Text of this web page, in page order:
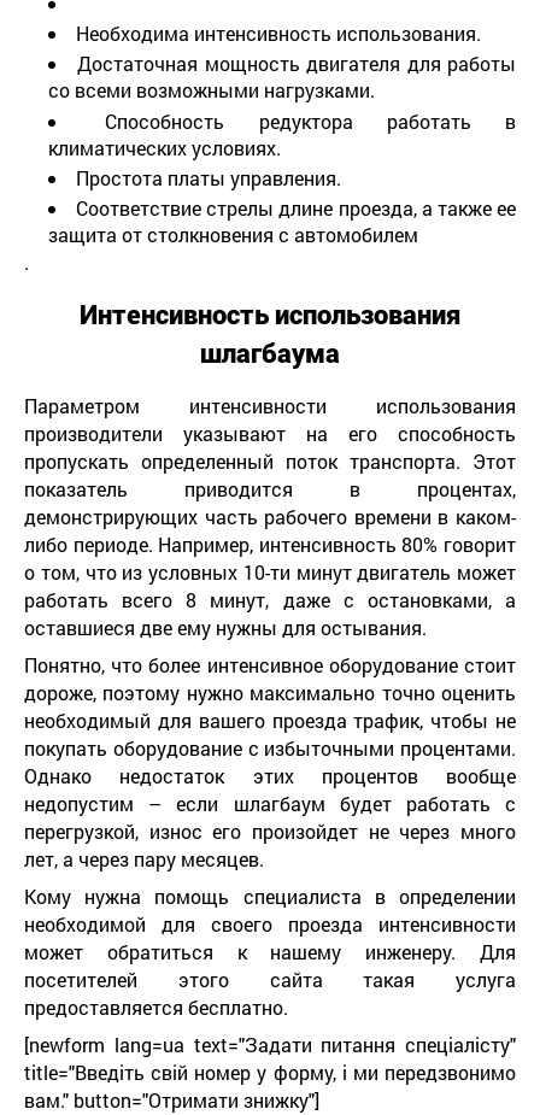
Необходима интенсивность использования.
Достаточная мощность двигателя для работы
со всеми возможными нагрузками.
Способность редуктора работать в
климатических условиях.
Простота платы управления.
Соответствие стрелы длине проезда, а также ее
защита от столкновения с автомобилем
.
Интенсивность использования
шлагбаума
Параметром интенсивности использования
производители указывают на его способность
пропускать определенный поток транспорта. Этот
показатель приводится в процентах,
демонстрирующих часть рабочего времени в каком-
либо периоде. Например, интенсивность 80% говорит
о том, что из условных 10-ти минут двигатель может
работать всего 8 минут, даже с остановками, а
оставшиеся две ему нужны для остывания.
Понятно, что более интенсивное оборудование стоит
дороже, поэтому нужно максимально точно оценить
необходимый для вашего проезда трафик, чтобы не
покупать оборудование с избыточными процентами.
Однако недостаток этих процентов вообще
недопустим – если шлагбаум будет работать с
перегрузкой, износ его произойдет не через много
лет, а через пару месяцев.
Кому нужна помощь специалиста в определении
необходимой для своего проезда интенсивности
может обратиться к нашему инженеру. Для
посетителей этого сайта такая услуга
предоставляется бесплатно.
[newform lang=ua text="Задати питання спеціалісту"
title="Введіть свій номер у форму, і ми передзвонимо
вам." button="Отримати знижку"]